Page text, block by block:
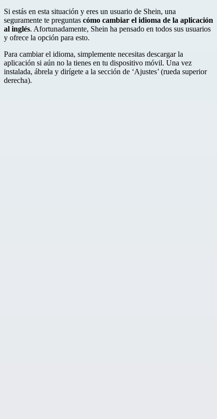
Si estás en esta situación y eres un usuario de Shein, una
seguramente te preguntas cómo cambiar el idioma de la aplicación
al inglés. Afortunadamente, Shein ha pensado en todos sus usuarios
y ofrece la opción para esto.
Para cambiar el idioma, simplemente necesitas descargar la
aplicación si aún no la tienes en tu dispositivo móvil. Una vez
instalada, ábrela y dirígete a la sección de ‘Ajustes’ (rueda superior
derecha).